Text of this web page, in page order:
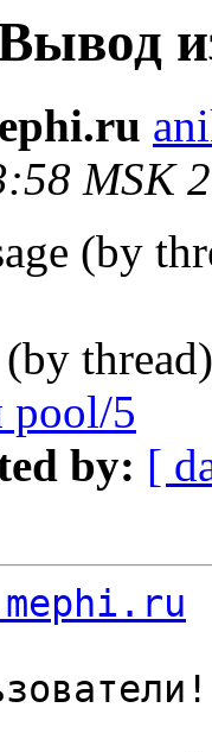
MSK
(by
(by
pool/5
by: [